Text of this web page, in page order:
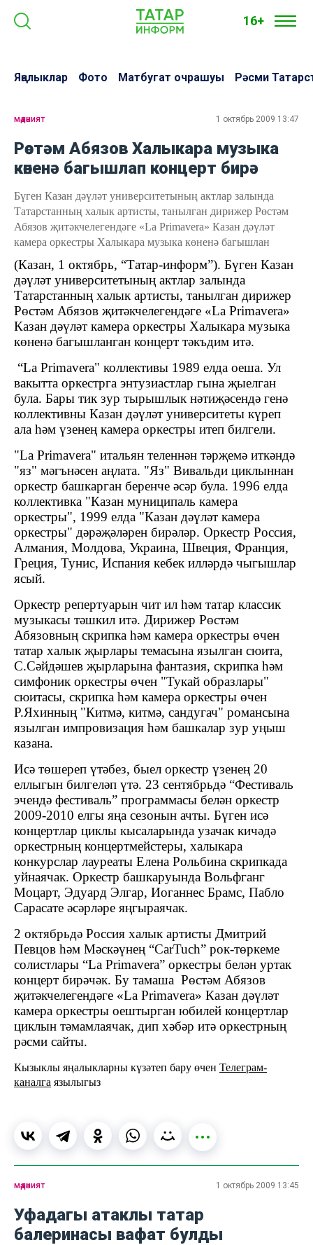
16+
Яңалыклар Фото Матбугат очрашуы Рәсми
мәдәният 1 октябрь 2009 13:47
Рөстәм Абязов Халыкара музыка
көненә багышлап концерт бирә
Бүген Казан дәүләт университетының актлар залында
Татарстанның халык артисты, танылган дирижер Рөстәм
Абязов җитәкчелегендәге «La Primavera» Казан дәүләт
камера оркестры Халыкара музыка көненә багышлан
(Казан, 1 октябрь, “Татар-информ”). Бүген Казан
дәүләт университетының актлар залында
Татарстанның халык артисты, танылган дирижер
Рөстәм Абязов җитәкчелегендәге «La Primavera»
Казан дәүләт камера оркестры Халыкара музыка
көненә багышланган концерт тәкъдим итә.
“La Primavera" коллективы 1989 елда оеша. Ул
вакытта оркестрга энтузиастлар гына җыелган
була. Бары тик зур тырышлык нәтиҗәсендә генә
коллективны Казан дәүләт университеты күреп
ала һәм үзенең камера оркестры итеп билгели.
"La Primavera" итальян теленнән тәрҗемә иткәндә
"яз" мәгънәсен аңлата. "Яз" Вивальди циклыннан
оркестр башкарган беренче әсәр була. 1996 елда
коллективка "Казан муниципаль камера
оркестры", 1999 елда "Казан дәүләт камера
оркестры" дәрәҗәләрен бирәләр. Оркестр Россия,
Алмания, Молдова, Украина, Швеция, Франция,
Греция, Тунис, Испания кебек илләрдә чыгышлар
ясый.
Оркестр репертуарын чит ил һәм татар классик
музыкасы тәшкил итә. Дирижер Рөстәм
Абязовның скрипка һәм камера оркестры өчен
татар халык җырлары темасына язылган сюита,
С.Сәйдәшев җырларына фантазия, скрипка һәм
симфоник оркестры өчен "Тукай образлары"
сюитасы, скрипка һәм камера оркестры өчен
Р.Яхинның "Китмә, китмә, сандугач" романсына
язылган импровизация һәм башкалар зур уңыш
казана.
Исә төшереп үтәбез, быел оркестр үзенең 20
еллыгын билгеләп үтә. 23 сентябрьдә “Фестиваль
эчендә фестиваль” программасы белән оркестр
2009-2010 елгы яңа сезонын ачты. Бүген исә
концертлар циклы кысаларында узачак кичәдә
оркестрның концертмейстеры, халыкара
конкурслар лауреаты Елена Рольбина скрипкада
уйнаячак. Оркестр башкаруында Вольфганг
Моцарт, Эдуард Элгар, Иоганнес Брамс, Пабло
Сарасате әсәрләре яңгыраячак.
2 октябрьдә Россия халык артисты Дмитрий
Певцов һәм Мәскәүнең “CarTuch” рок-төркеме
солистлары “La Primavera” оркестры белән уртак
концерт бирәчәк. Бу тамаша Рөстәм Абязов
җитәкчелегендәге «La Primavera» Казан дәүләт
камера оркестры оештырган юбилей концертлар
циклын тәмамлаячак, дип хәбәр итә оркестрның
рәсми сайты.
Кызыклы яңалыкларны күзәтеп бару өчен Телеграм-
каналга язылыгыз
мәдәният 1 октябрь 2009 13:45
Уфадагы атаклы татар
балеринасы вафат булды